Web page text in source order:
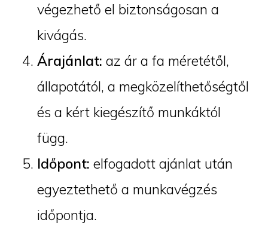
végezhető el biztonságosan a
kivágás.
Árajánlat: az ár a fa méretétől,
állapotától, a megközelíthetőségtől
és a kért kiegészítő munkáktól
függ.
Időpont: elfogadott ajánlat után
egyeztethető a munkavégzés
időpontja.